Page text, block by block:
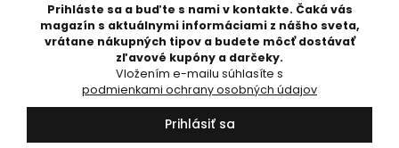
Prihláste sa a buďte s nami v kontakte. Čaká vás
magazín s aktuálnymi informáciami z nášho sveta,
vrátane nákupných tipov a budete môcť dostávať
zľavové kupóny a darčeky.
podmienkami ochrany osobných údajov
Prihlásiť sa